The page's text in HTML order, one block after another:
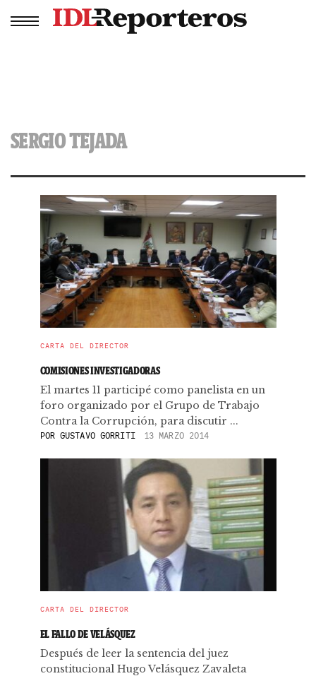
SERGIO TEJADA
CARTA DEL DIRECTOR
COMISIONES INVESTIGADORAS
El martes 11 participé como panelista en un
foro organizado por el Grupo de Trabajo
Contra la Corrupción, para discutir ...
POR GUSTAVO GORRITI 13 MARZO 2014
CARTA DEL DIRECTOR
EL FALLO DE VELÁSQUEZ
Después de leer la sentencia del juez
constitucional Hugo Velásquez Zavaleta